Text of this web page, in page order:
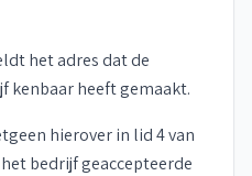
het adres dat de
kenbaar heeft gemaakt.
hierover in lid 4 van
bedrijf geaccepteerde